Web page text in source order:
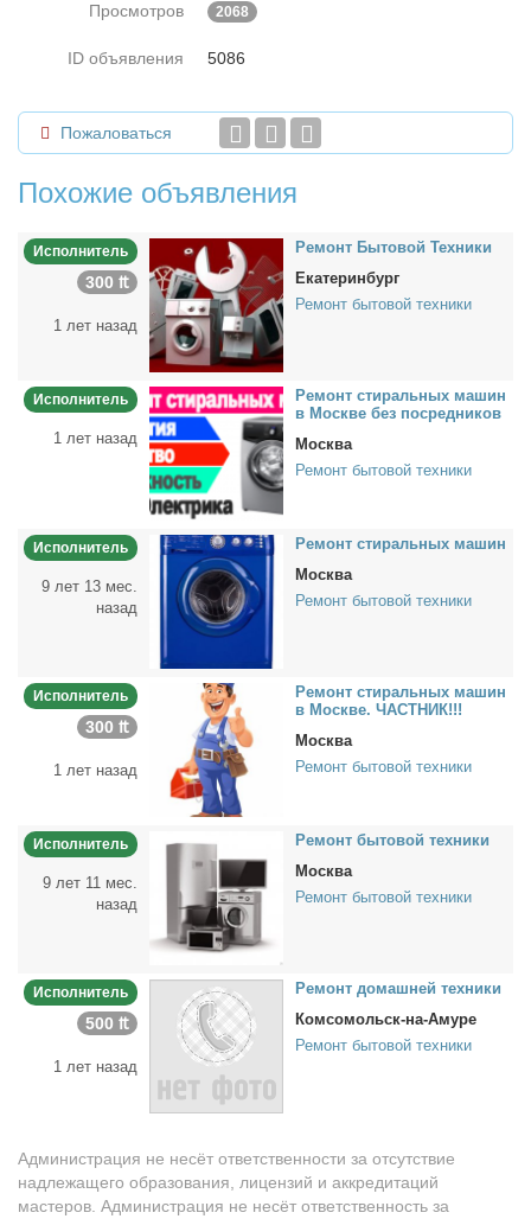
Просмотров
2068
ID объявления 5086
Пожаловаться
Похожие объявления
Исполнитель
300 ₶
1 лет назад
Ре­монт Бы­то­вой Тех­ни­ки
Екатеринбург
Ремонт бытовой техники
Исполнитель
1 лет назад
Ре­монт сти­раль­ных ма­шин
в Москве без по­сред­ни­ков
Москва
Ремонт бытовой техники
Исполнитель
9 лет 13 мес.
назад
Ре­монт сти­раль­ных ма­шин
Москва
Ремонт бытовой техники
Исполнитель
300 ₶
1 лет назад
Ре­монт сти­раль­ных ма­шин
в Москве. ЧАСТНИК!!!
Москва
Ремонт бытовой техники
Исполнитель
9 лет 11 мес.
назад
Ре­монт бы­то­вой тех­ни­ки
Москва
Ремонт бытовой техники
Исполнитель
500 ₶
1 лет назад
Ре­монт до­маш­ней тех­ни­ки
Комсомольск-на-Амуре
Ремонт бытовой техники
Администрация не несёт ответственности за отсутствие
надлежащего образования, лицензий и аккредитаций
мастеров. Администрация не несёт ответственность за